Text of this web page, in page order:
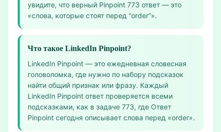
увидите, что верный Pinpoint 773 ответ — это
«слова, которые стоят перед “order”».
Что такое LinkedIn Pinpoint?
LinkedIn Pinpoint — это ежедневная словесная
головоломка, где нужно по набору подсказок
найти общий признак или фразу. Каждый
LinkedIn Pinpoint ответ проверяется всеми
подсказками, как в задаче 773, где Ответ
Pinpoint сегодня описывает слова перед «order».